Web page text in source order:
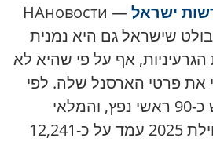
НАновости —ישראל
שישראל גם היא נמנית
אף על פי שהיא לא
את פרטי הארסנל שלה. לפי
הערכות, למדינה יש כ-90 ראשי נפץ, והמלאי
העולמי הכולל בתחילת 2025 עמד על כ-12,241